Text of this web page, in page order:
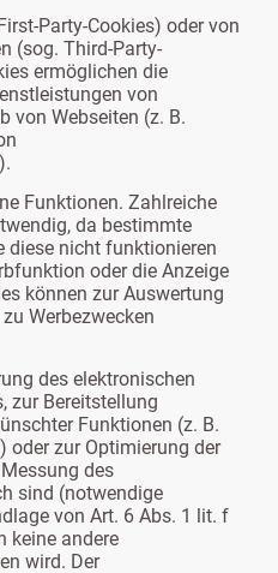
Party-Cookies) oder von
(sog. Third-Party-
ermöglichen die
von
von Webseiten (z. B.
Funktionen. Zahlreiche
da bestimmte
diese nicht funktionieren
oder die Anzeige
können zur Auswertung
Werbezwecken
des elektronischen
zur Bereitstellung
Funktionen (z. B.
oder zur Optimierung der
des
sind (notwendige
von Art. 6 Abs. 1 lit. f
keine andere
wird. Der